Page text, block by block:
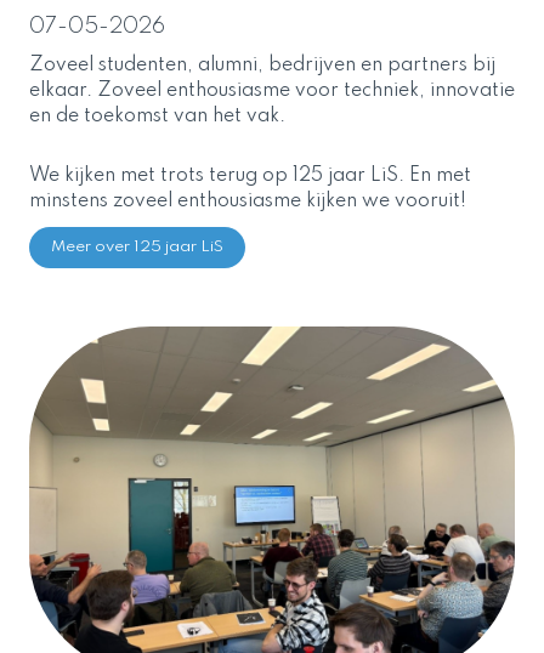
07-05-2026
Zoveel studenten, alumni, bedrijven en partners bij
elkaar. Zoveel enthousiasme voor techniek, innovatie
en de toekomst van het vak.
We kijken met trots terug op 125 jaar LiS. En met
minstens zoveel enthousiasme kijken we vooruit!
Meer over 125 jaar LiS